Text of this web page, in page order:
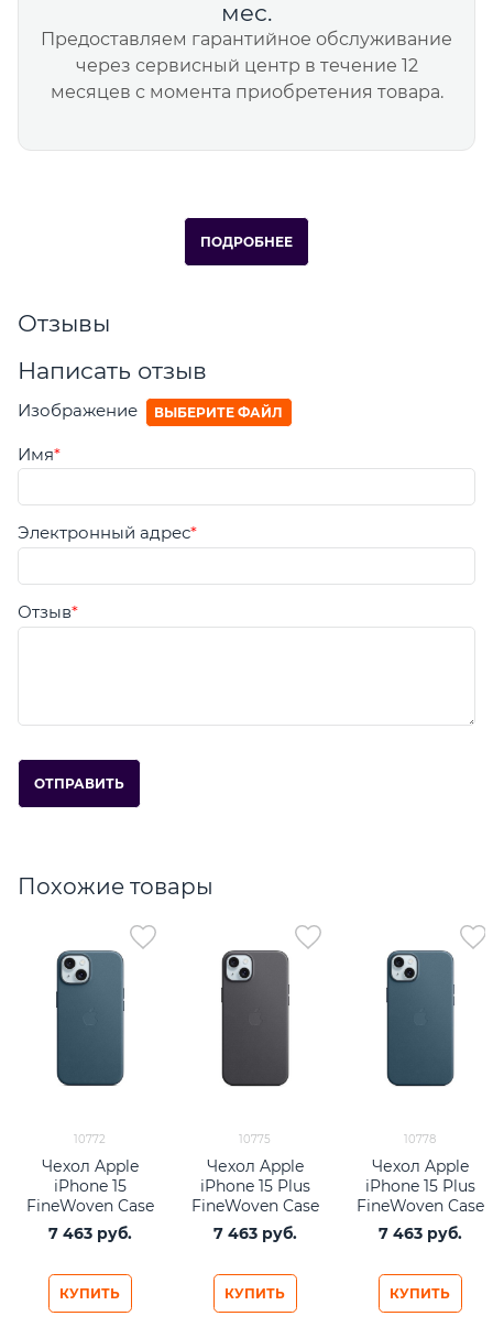
мес.
Предоставляем гарантийное обслуживание
через сервисный центр в течение 12
месяцев с момента приобретения товара.
ПОДРОБНЕЕ
Отзывы
Написать отзыв
Изображение ВЫБЕРИТЕ ФАЙЛ
Имя
Электронный адрес
Отзыв
Похожие товары
10772
Чехол Apple
iPhone 15
FineWoven Case
with MagSafe -
Pacific Blue
7 463 руб.
КУПИТЬ
10775
Чехол Apple
iPhone 15 Plus
FineWoven Case
with MagSafe -
Black
7 463 руб.
КУПИТЬ
10778
Чехол Apple
iPhone 15 Plus
FineWoven Case
with MagSafe -
Pacific Blue
7 463 руб.
КУПИТЬ